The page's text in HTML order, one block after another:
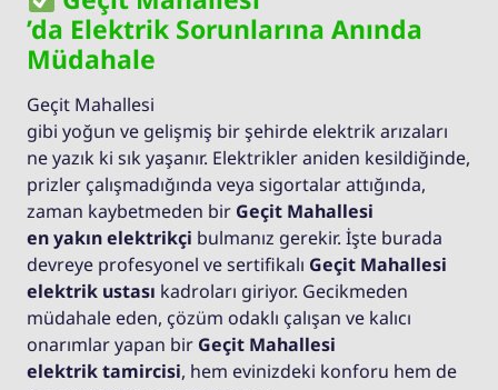
’da Elektrik Sorunlarına Anında
Müdahale
Geçit Mahallesi
gibi yoğun ve gelişmiş bir şehirde elektrik arızaları
ne yazık ki sık yaşanır. Elektrikler aniden kesildiğinde,
prizler çalışmadığında veya sigortalar attığında,
zaman kaybetmeden bir Geçit Mahallesi
en yakın elektrikçi bulmanız gerekir. İşte burada
devreye profesyonel ve sertifikalı Geçit Mahallesi
elektrik ustası kadroları giriyor. Gecikmeden
müdahale eden, çözüm odaklı çalışan ve kalıcı
onarımlar yapan bir Geçit Mahallesi
elektrik tamircisi, hem evinizdeki konforu hem de